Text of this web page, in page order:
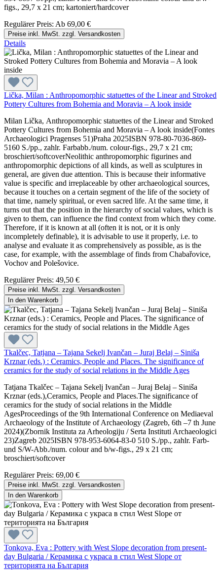
figs., 29,7 x 21 cm; kartoniert/hardcover
Regulärer Preis: Ab 69,00 €
Preise inkl. MwSt. zzgl. Versandkosten
Details
Lička, Milan : Anthropomorphic statuettes of the Linear and Stroked
Pottery Cultures from Bohemia and Moravia – A look inside
Milan Lička, Anthropomorphic statuettes of the Linear and Stroked
Pottery Cultures from Bohemia and Moravia – A look inside(Fontes
Archaeologici Pragenses 51)Praha 2025ISBN 978-80-7036-869-
5160 S./pp., zahlr. Farbabb./num. colour-figs., 29,7 x 21 cm;
broschiert/softcoverNeolithic anthropomorphic figurines and
anthropomorphic depictions of all kinds, as well as sculptures in
general, are given due attention. This is because their informative
value is specific and irreplaceable by other archaeological sources,
because it touches on a certain segment of the life of the society of
that time, namely spiritual, or even sacred life. At the same time, it
turns out that the position in the hierarchy of social values, which is
given to them, can influence the find context from which they come.
Therefore, if it is known at all (often it is not, or it is only
incompletely definable), it is advisable to use it properly, i.e. to
analyse and evaluate it as comprehensively as possible, as is the
case, for example, with the assemblage of finds from Chabařovice,
Vochov and Polešovice.
Regulärer Preis: 49,50 €
Preise inkl. MwSt. zzgl. Versandkosten
In den Warenkorb
Tkalčec, Tatjana – Tajana Sekelj Ivančan – Juraj Belaj – Siniša
Krznar (eds.) : Ceramics, People and Places. The significance of
ceramics for the study of social relations in the Middle Ages
Tatjana Tkalčec – Tajana Sekelj Ivančan – Juraj Belaj – Siniša
Krznar (eds.),Ceramics, People and Places.The significance of
ceramics for the study of social relations in the Middle
AgesProceedings of the 9th International Conference on Mediaeval
Archaeology of the Institute of Archaeology (Zagreb, 6th –7 th June
2024)(Zbornik Instituta za Arheologiju / Serta Instituti Archaeologici
23)Zagreb 2025ISBN 978-953-6064-83-0 510 S./pp., zahlr. Farb-
und S/W-Abb./num. colour and b/w-figs., 29 x 21 cm;
broschiert/softcover
Regulärer Preis: 69,00 €
Preise inkl. MwSt. zzgl. Versandkosten
In den Warenkorb
Tonkova, Eva : Pottery with West Slope decoration from present-
day Bulgaria / Керамика с украса в стил West Slope от
територията на България